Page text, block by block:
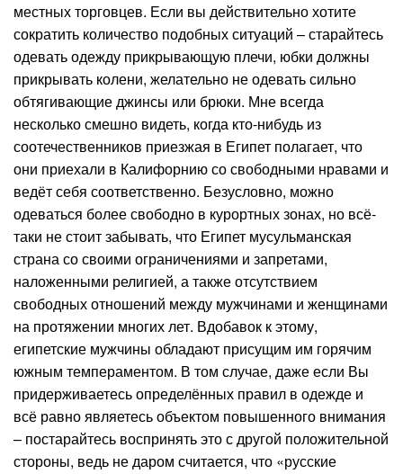
местных торговцев. Если вы действительно хотите
сократить количество подобных ситуаций – старайтесь
одевать одежду прикрывающую плечи, юбки должны
прикрывать колени, желательно не одевать сильно
обтягивающие джинсы или брюки. Мне всегда
несколько смешно видеть, когда кто-нибудь из
соотечественников приезжая в Египет полагает, что
они приехали в Калифорнию со свободными нравами и
ведёт себя соответственно. Безусловно, можно
одеваться более свободно в курортных зонах, но всё-
таки не стоит забывать, что Египет мусульманская
страна со своими ограничениями и запретами,
наложенными религией, а также отсутствием
свободных отношений между мужчинами и женщинами
на протяжении многих лет. Вдобавок к этому,
египетские мужчины обладают присущим им горячим
южным темпераментом. В том случае, даже если Вы
придерживаетесь определённых правил в одежде и
всё равно являетесь объектом повышенного внимания
– постарайтесь воспринять это с другой положительной
стороны, ведь не даром считается, что «русские